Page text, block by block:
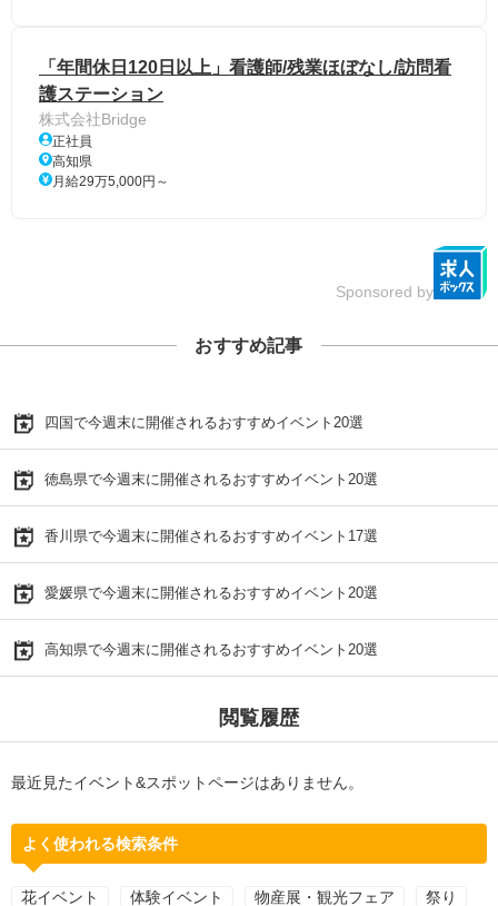
「年間休日120日以上」看護師/残業ほぼなし/訪問看
護ステーション
株式会社Bridge
正社員
高知県
月給29万5,000円～
Sponsored by
おすすめ記事
四国で今週末に開催されるおすすめイベント20選
徳島県で今週末に開催されるおすすめイベント20選
香川県で今週末に開催されるおすすめイベント17選
愛媛県で今週末に開催されるおすすめイベント20選
高知県で今週末に開催されるおすすめイベント20選
閲覧履歴
最近見たイベント&スポットページはありません。
よく使われる検索条件
花イベント 体験イベント 物産展・観光フェア 祭り